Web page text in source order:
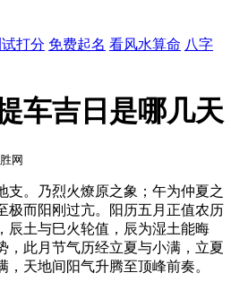
打分 免费起名 看风水算命 八字
车吉日是哪几天
网
支。乃烈火燎原之象；午为仲夏之
极而阳刚过亢。阳历五月正值农历
辰土与巳火轮值，辰为湿土能晦
，此月节气历经立夏与小满，立夏
天地间阳气升腾至顶峰前奏。